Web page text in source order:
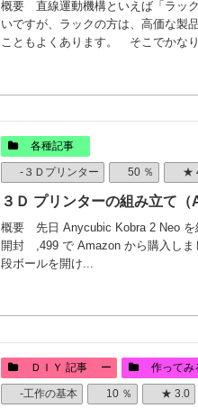
概要 直線運動機構といえば「ラッ
いですが、ラックの方は、高価な製
こともよくあります。 そこでかな
各種記事
-３Ｄプリンター 50 ％ ★
３Ｄ プリンターの組み立て
概要 先日 Anycubic Kobra 2 Neo を
開封 ,499 で Amazon から購入し
段ボールを開け...
ＤＩＹ 記事 ー 作って
-工作の基本 10 ％ ★ 3.0